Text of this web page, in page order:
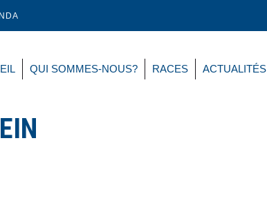
QUI SOMMES-NOUS? RACES ACTUALITÉS